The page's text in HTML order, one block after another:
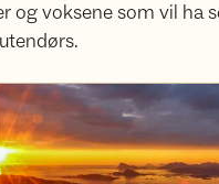
og voksene som vil ha